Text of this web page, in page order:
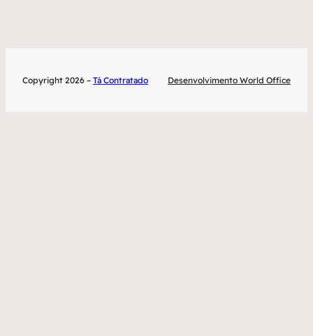
Copyright 2026 – Tá Contratado Desenvolvimento World Office